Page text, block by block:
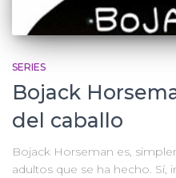
SERIES
Bojack
del caballo
Bojack Horseman es,
adultos que se ha hecho. Sí,